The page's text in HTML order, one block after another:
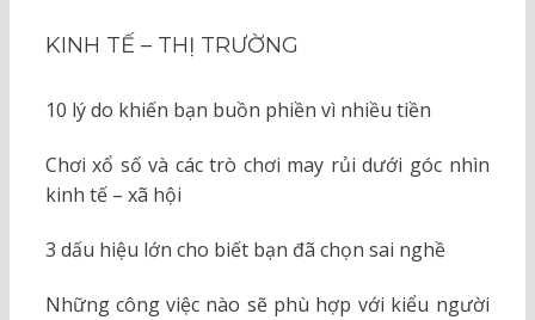
KINH TẾ – THỊ TRƯỜNG
10 lý do khiến bạn buồn phiền vì nhiều tiền
Chơi xổ số và các trò chơi may rủi dưới góc nhìn
kinh tế – xã hội
3 dấu hiệu lớn cho biết bạn đã chọn sai nghề
Những công việc nào sẽ phù hợp với kiểu người